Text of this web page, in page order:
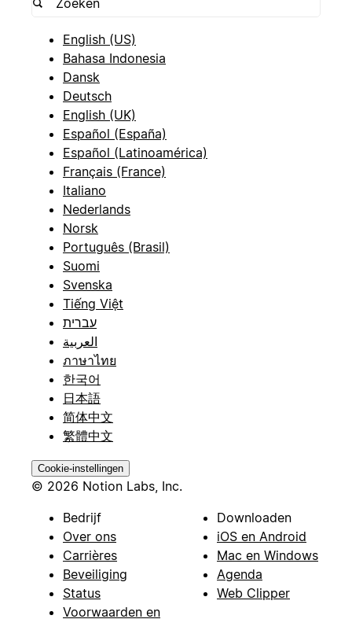
English (US)
Bahasa Indonesia
Dansk
Deutsch
English (UK)
Español (España)
Español (Latinoamérica)
Français (France)
Italiano
Nederlands
Norsk
Português (Brasil)
Suomi
Svenska
Tiếng Việt
עברית
العربية
ภาษาไทย
한국어
日本語
简体中文
繁體中文
Cookie-instellingen
© 2026 Notion Labs, Inc.
Bedrijf
Over ons
Carrières
Beveiliging
Status
Voorwaarden en
Downloaden
iOS en Android
Mac en Windows
Agenda
Web Clipper